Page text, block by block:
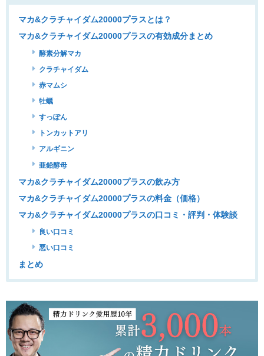
マカ&クラチャイダム20000プラスとは？
マカ&クラチャイダム20000プラスの有効成分まとめ
酵素分解マカ
クラチャイダム
赤マムシ
牡蠣
すっぽん
トンカットアリ
アルギニン
亜鉛酵母
マカ&クラチャイダム20000プラスの飲み方
マカ&クラチャイダム20000プラスの料金（価格）
マカ&クラチャイダム20000プラスの口コミ・評判・体験談
良い口コミ
悪い口コミ
まとめ